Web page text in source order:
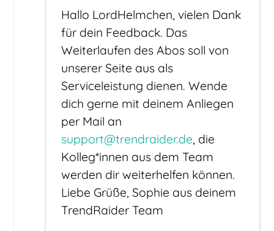
Hallo LordHelmchen, vielen Dank
für dein Feedback. Das
Weiterlaufen des Abos soll von
unserer Seite aus als
Serviceleistung dienen. Wende
dich gerne mit deinem Anliegen
per Mail an
support@trendraider.de, die
Kolleg*innen aus dem Team
werden dir weiterhelfen können.
Liebe Grüße, Sophie aus deinem
TrendRaider Team